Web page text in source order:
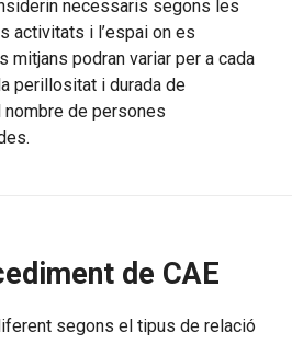
necessaris segons les
activitats i l’espai on es
mitjans podran variar per a cada
perillositat i durada de
nombre de persones
de CAE
segons el tipus de relació